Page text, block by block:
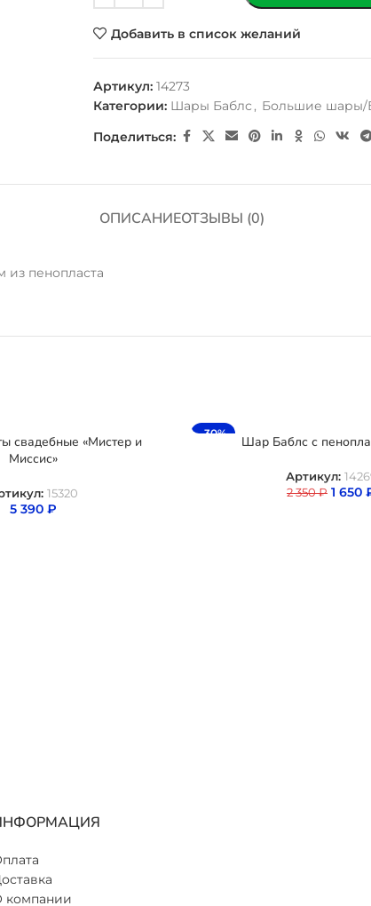
Добавить в список желаний
Артикул:14273
Категории: Шары Баблс , Большие шары/
Поделиться:
ОПИСАНИЕОТЗЫВЫ (0)
пенопласта
свадебные «Мистер и
Миссис»
15320
5 390 ₽
-30%
Шар Баблс с
Артикул:
2 350₽ 1 650
компании